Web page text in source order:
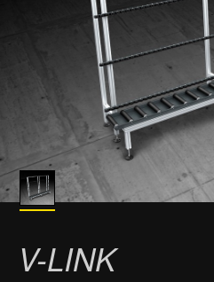
V-LINK